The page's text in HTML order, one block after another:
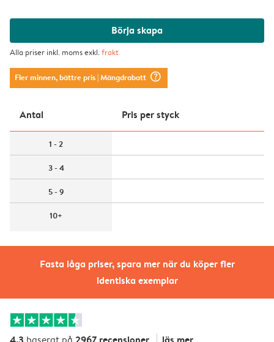
Fasta låga priser, spara mer när du köper fler
identiska exemplar
Börja skapa
Alla priser inkl. moms exkl.frakt
Fler minnen, bättre pris| Mängdrabatt question_mark_circle
Antal Pris per styck
1 - 2
3 - 4
5 - 9
10+